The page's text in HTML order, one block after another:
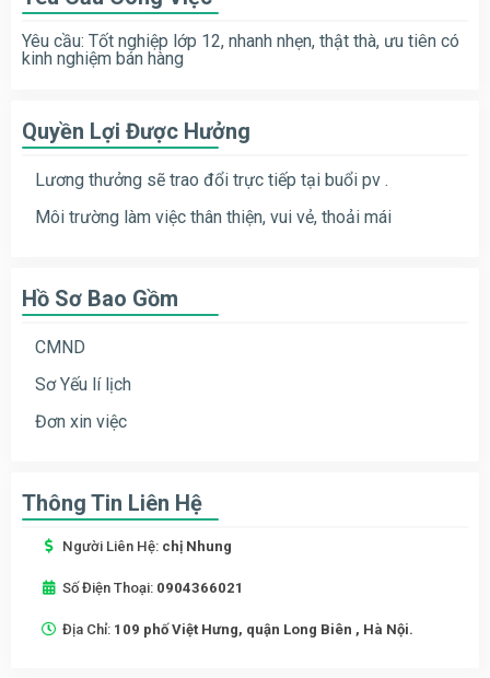
Yêu cầu: Tốt nghiệp lớp 12, nhanh nhẹn, thật thà, ưu tiên có
kinh nghiệm bán hàng
Quyền Lợi Được Hưởng
Lương thưởng sẽ trao đổi trực tiếp tại buổi pv .
Môi trường làm việc thân thiện, vui vẻ, thoải mái
Hồ Sơ Bao Gồm
CMND
Sơ Yếu lí lịch
Đơn xin việc
Thông Tin Liên Hệ
Người Liên Hệ: chị Nhung
Số Điện Thoại: 0904366021
Địa Chỉ: 109 phố Việt Hưng, quận Long Biên , Hà Nội.